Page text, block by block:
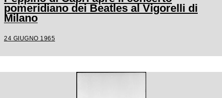
pomeridiano dei Beatles al Vigorelli di
Milano
24 GIUGNO 1965